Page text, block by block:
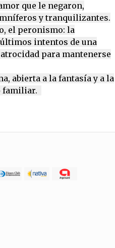
que le negaron,
y tranquilizantes.
el peronismo: la
intentos de una
para mantenerse
abierta a la fantasía y a la
familiar.